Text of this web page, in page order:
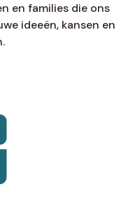
en families die ons
ideeën, kansen en